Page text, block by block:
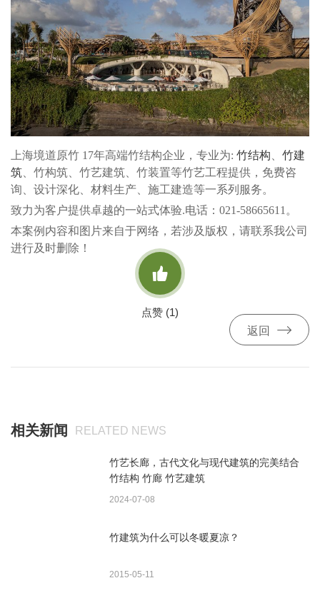
上海境道原竹 17年高端竹结构企业，专业为: 竹结构、 竹建
筑、竹构筑、竹艺建筑、竹装置等竹艺工程提供，免费咨
询、设计深化、材料生产、施工建造等一系列服务。
致力为客户提供卓越的一站式体验.电话：021-58665611。
本案例内容和图片来自于网络，若涉及版权，请联系我公司
进行及时删除！

点赞 (1)
返回

相关新闻 RELATED NEWS
竹艺长廊，古代文化与现代建筑的完美结合
竹结构 竹廊 竹艺建筑
2024-07-08
竹建筑为什么可以冬暖夏凉？
2015-05-11